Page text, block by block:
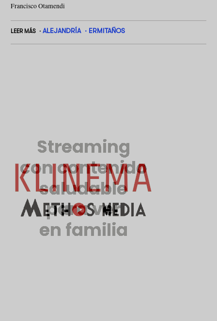
Francisco Otamendi
LEER MÁS ALEJANDRÍA ERMITAÑOS